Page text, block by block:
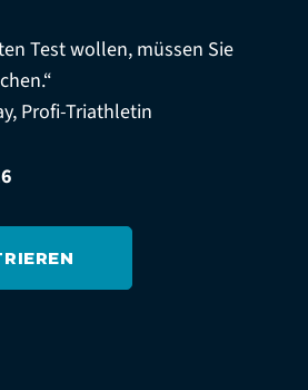
Test wollen, müssen Sie
Profi-Triathletin